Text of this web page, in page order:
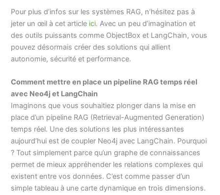
Pour plus d’infos sur les systèmes RAG, n’hésitez pas à
jeter un œil à cet article ici. Avec un peu d’imagination et
des outils puissants comme ObjectBox et LangChain, vous
pouvez désormais créer des solutions qui allient
autonomie, sécurité et performance.
Comment mettre en place un pipeline RAG temps réel
avec Neo4j et LangChain
Imaginons que vous souhaitiez plonger dans la mise en
place d’un pipeline RAG (Retrieval-Augmented Generation)
temps réel. Une des solutions les plus intéressantes
aujourd’hui est de coupler Neo4j avec LangChain. Pourquoi
? Tout simplement parce qu’un graphe de connaissances
permet de mieux appréhender les relations complexes qui
existent entre vos données. C’est comme passer d’un
simple tableau à une carte dynamique en trois dimensions.